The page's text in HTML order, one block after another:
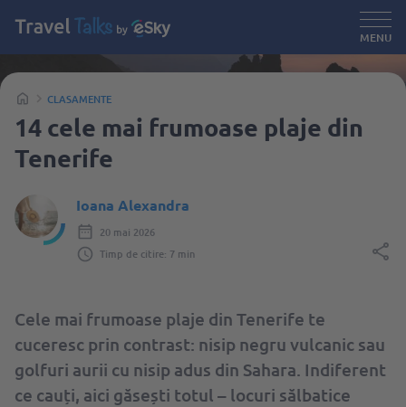
MENU
CLASAMENTE
14 cele mai frumoase plaje din
Tenerife
Ioana Alexandra
20 mai 2026
Timp de citire: 7 min
Cele mai frumoase plaje din Tenerife te
cuceresc prin contrast: nisip negru vulcanic sau
golfuri aurii cu nisip adus din Sahara. Indiferent
ce cauți, aici găsești totul – locuri sălbatice